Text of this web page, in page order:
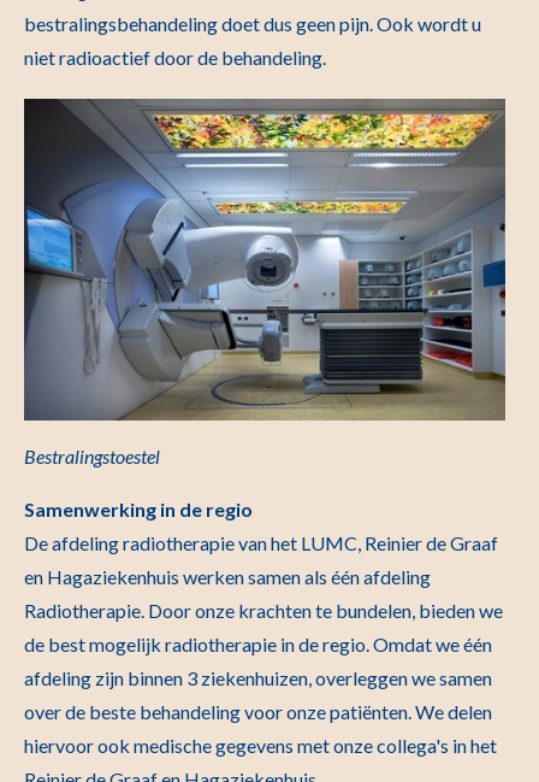
bestralingsbehandeling doet dus geen pijn. Ook wordt u
niet radioactief door de behandeling.
Bestralingstoestel
Samenwerking in de regio
De afdeling radiotherapie van het LUMC, Reinier de Graaf
en Hagaziekenhuis werken samen als één afdeling
Radiotherapie. Door onze krachten te bundelen, bieden we
de best mogelijk radiotherapie in de regio. Omdat we één
afdeling zijn binnen 3 ziekenhuizen, overleggen we samen
over de beste behandeling voor onze patiënten. We delen
hiervoor ook medische gegevens met onze collega's in het